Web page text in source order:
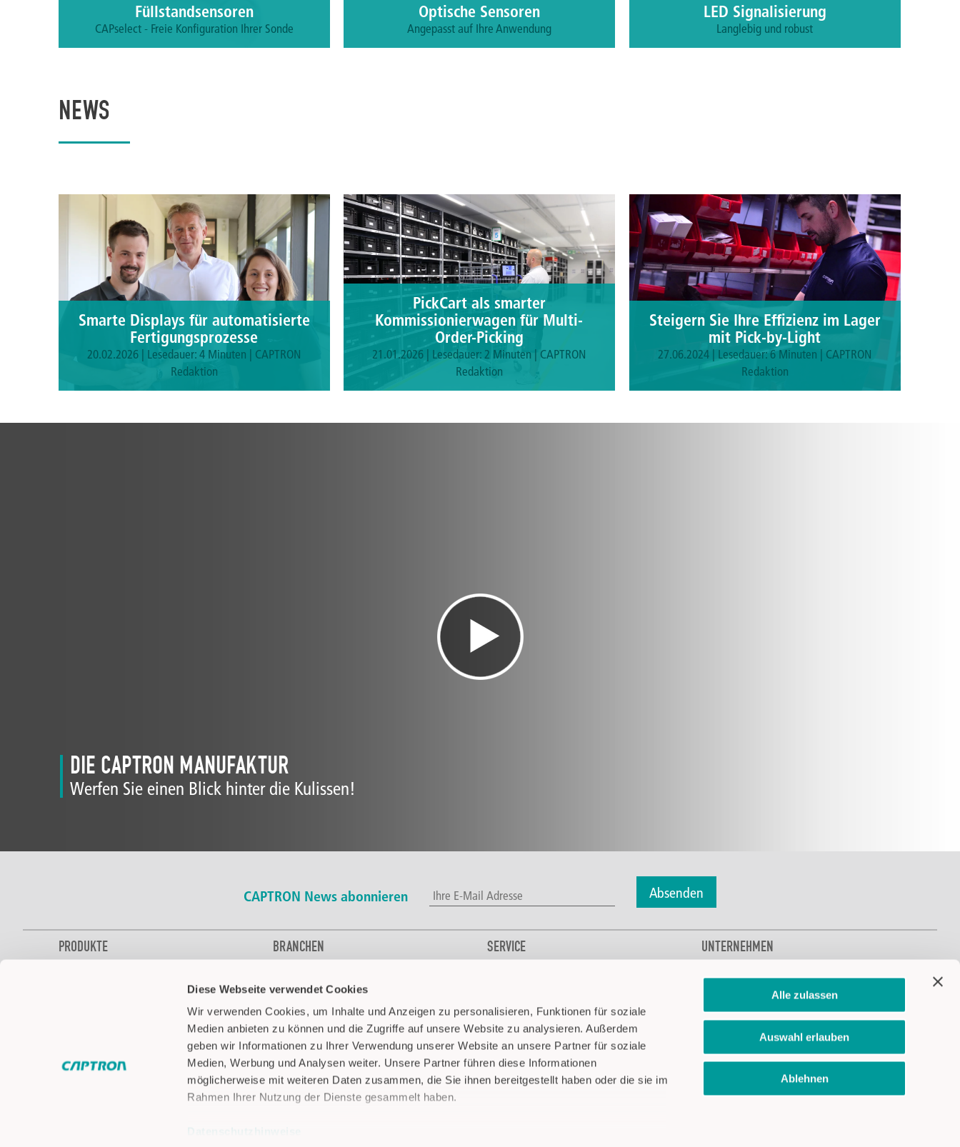
Diese Webseite verwendet Cookies
Wir verwenden Cookies, um Inhalte und Anzeigen zu personalisieren, Funktionen für soziale
Medien anbieten zu können und die Zugriffe auf unsere Website zu analysieren. Außerdem
geben wir Informationen zu Ihrer Verwendung unserer Website an unsere Partner für soziale
Medien, Werbung und Analysen weiter. Unsere Partner führen diese Informationen
möglicherweise mit weiteren Daten zusammen, die Sie ihnen bereitgestellt haben oder die sie im
Rahmen Ihrer Nutzung der Dienste gesammelt haben.
Alle zulassen
Auswahl erlauben
Ablehnen
Füllstandsensoren
CAPselect - Freie Konfiguration Ihrer Sonde
Optische Sensoren
Angepasst auf Ihre Anwendung
LED Signalisierung
Langlebig und robust
NEWS
Smarte Displays für automatisierte
Fertigungsprozesse
20.02.2026 | Lesedauer: 4 Minuten | CAPTRON
Redaktion
PickCart als smarter
Kommissionierwagen für Multi-
Order-Picking
21.01.2026 | Lesedauer: 2 Minuten | CAPTRON
Redaktion
Steigern Sie Ihre Effizienz im Lager
mit Pick-by-Light
27.06.2024 | Lesedauer: 6 Minuten | CAPTRON
Redaktion
DIE CAPTRON MANUFAKTUR
Werfen Sie einen Blick hinter die Kulissen!
CAPTRON News abonnieren Absenden
PRODUKTE
Pick-by-Light
BRANCHEN
Lebensmittel- & Getränkeindustrie
Automobilindustrie
Gebäudetechnik
Intralogistik
Luftfahrt
Medizin & Pharma
Nutz- & Sonderfahrzeuge
SERVICE
CAPTRON weltweit
Media
FAQ
UNTERNEHMEN
CAPTRON Solutions
CAPTRON entdecken
Jobs & Karriere
Standorte
Finden Sie CAPTRON auf